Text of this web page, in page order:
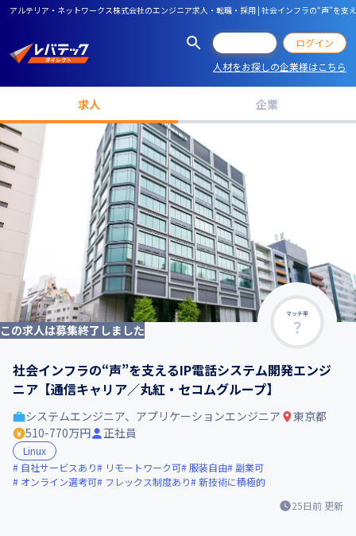
アルテリア・ネットワークス株式会社のエンジニア求人・転職・採用 | 社会インフラの“声”を
ログイン
人材をお探しの企業様はこちら
求人 企業
マッチ率
この求人は募集終了しました
社会インフラの“声”を支えるIP電話システム開発エンジ
ニア【通信キャリア／丸紅・セコムグループ】
25日前 更新
システムエンジニア、アプリケーションエンジニア
東京都
510-770万円
正社員
Linux
自社サービスあり
リモートワーク可 服装自由
副業可
オンライン選考可
フレックス制度あり 新技術に積極的